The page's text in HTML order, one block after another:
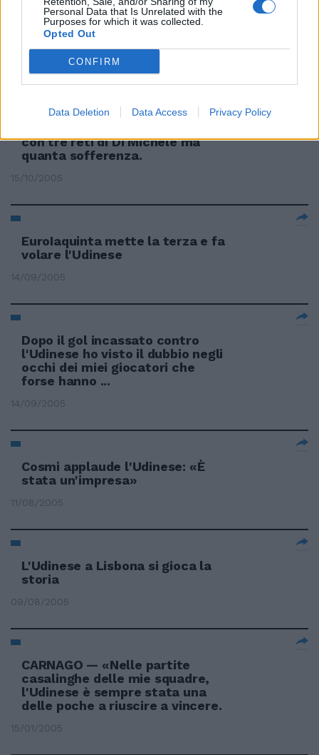
Personal Data that Is Unrelated with the
Purposes for which it was collected.
Opted Out
CONFIRM
Data Deletion Data Access Privacy Policy
Iaquinta guida l'Udinese contro il
Werder Brema
con tre reti di Di Michele ma
quanta sofferenza.
15/10/2005
EuroIaquinta mette la terza e fa
volare l'Udinese
14/09/2005
Dopo il gol incassato contro
l'Udinese ho visto il dubbio negli
occhi dei miei giocatori che
forse hanno ...
14/09/2005
Cosmi applaude l'Udinese: «È
stata un'impresa»
11/08/2005
L'Udinese a Lisbona si gioca la
storia
09/08/2005
CARNAGO — «Nelle partite
casalinghe delle mie squadre,
l'Udinese è sempre stata una
delle poche a riuscire a vincere.
15/01/2005